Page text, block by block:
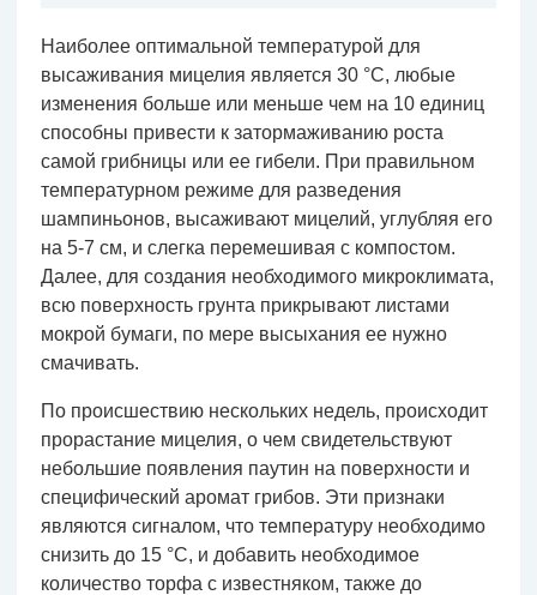
Наиболее оптимальной температурой для
высаживания мицелия является 30 °С, любые
изменения больше или меньше чем на 10 единиц
способны привести к затормаживанию роста
самой грибницы или ее гибели. При правильном
температурном режиме для разведения
шампиньонов, высаживают мицелий, углубляя его
на 5-7 см, и слегка перемешивая с компостом.
Далее, для создания необходимого микроклимата,
всю поверхность грунта прикрывают листами
мокрой бумаги, по мере высыхания ее нужно
смачивать.
По происшествию нескольких недель, происходит
прорастание мицелия, о чем свидетельствуют
небольшие появления паутин на поверхности и
специфический аромат грибов. Эти признаки
являются сигналом, что температуру необходимо
снизить до 15 °С, и добавить необходимое
количество торфа с известняком, также до